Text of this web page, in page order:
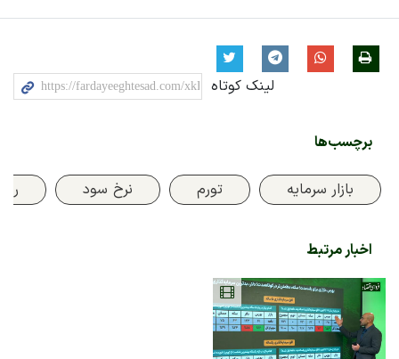
لینک کوتاه
برچسب‌ها
بازار سرمایه تورم نرخ سود
اخبار مرتبط